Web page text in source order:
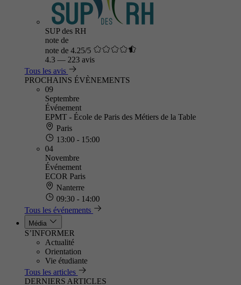
SUP des RH
note de
note de 4.25/5
4.3 — 223 avis
Tous les avis
PROCHAINS ÉVÈNEMENTS
09
Septembre
Événement
EPMT - École de Paris des Métiers de la Table
Paris
13:00 - 15:00
04
Novembre
Événement
ECOR Paris
Nanterre
09:30 - 14:00
Tous les événements
Média
S’INFORMER
Actualité
Orientation
Vie étudiante
Tous les articles
DERNIERS ARTICLES